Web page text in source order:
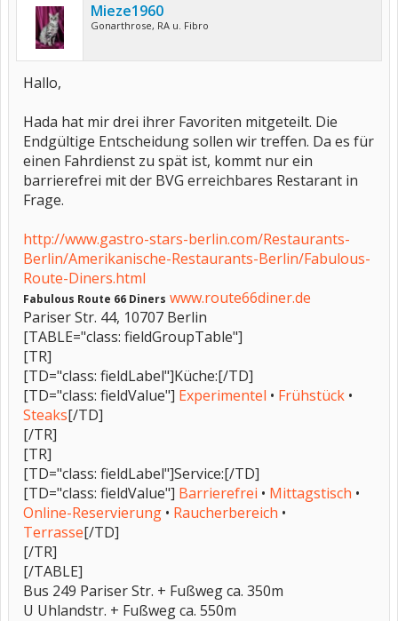
Mieze1960
Gonarthrose, RA u. Fibro
Hallo,
Hada hat mir drei ihrer Favoriten mitgeteilt. Die
Endgültige Entscheidung sollen wir treffen. Da es für
einen Fahrdienst zu spät ist, kommt nur ein
barrierefrei mit der BVG erreichbares Restarant in
Frage.
http://www.gastro-stars-berlin.com/Restaurants-
Berlin/Amerikanische-Restaurants-Berlin/Fabulous-
Route-Diners.html
Fabulous Route 66 Diners www.route66diner.de
Pariser Str. 44, 10707 Berlin
[TABLE="class: fieldGroupTable"]
[TR]
[TD="class: fieldLabel"]Küche:[/TD]
[TD="class: fieldValue"] Experimentel • Frühstück •
Steaks[/TD]
[/TR]
[TR]
[TD="class: fieldLabel"]Service:[/TD]
[TD="class: fieldValue"] Barrierefrei • Mittagstisch •
Online-Reservierung • Raucherbereich •
Terrasse[/TD]
[/TR]
[/TABLE]
Bus 249 Pariser Str. + Fußweg ca. 350m
U Uhlandstr. + Fußweg ca. 550m